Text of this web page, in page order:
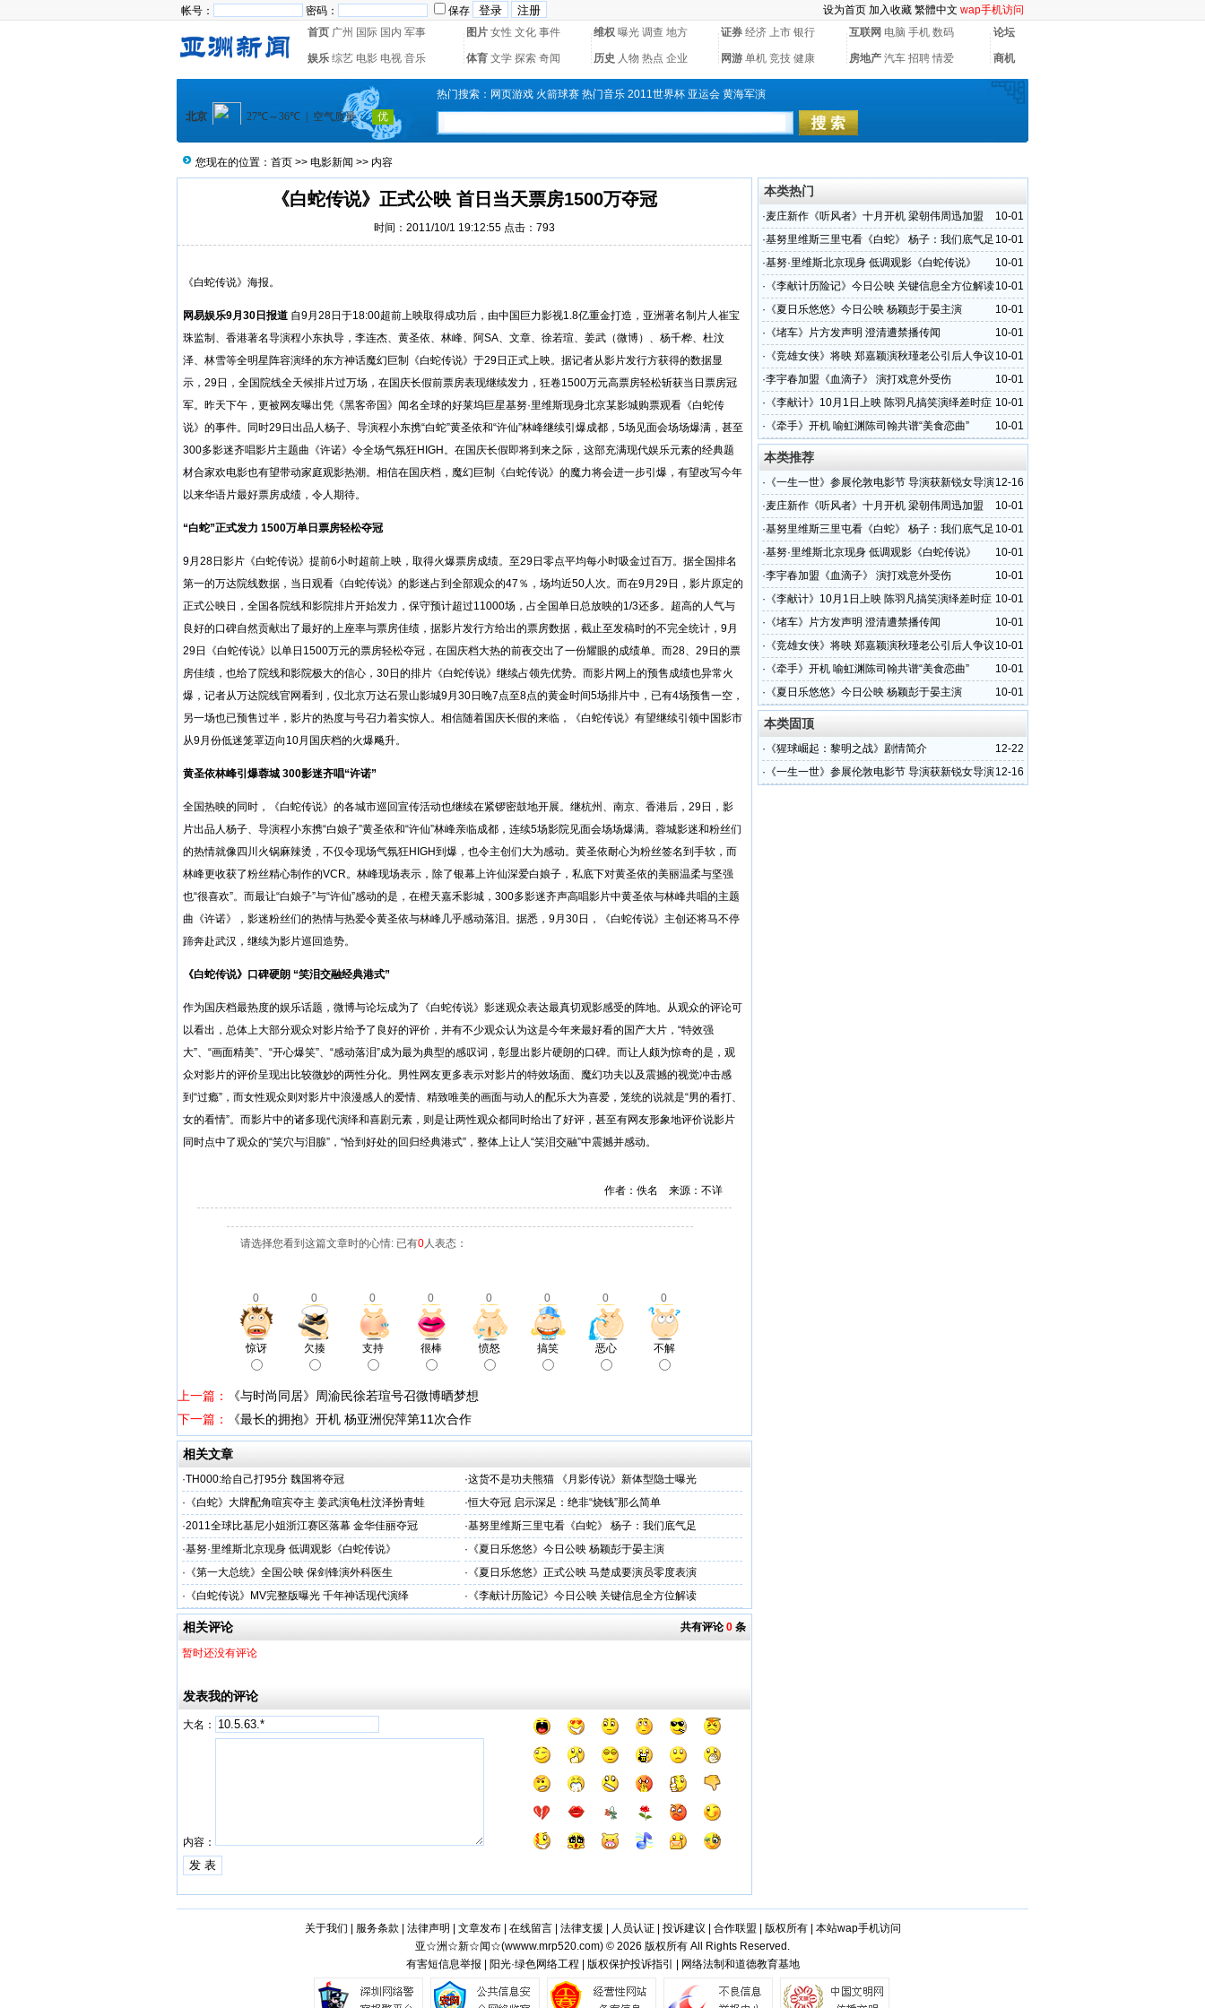
帐号： 密码： 保存 设为首页 加入收藏 繁體中文 wap手机访问
首页 广州 国际 国内 军事 图片 女性 文化 事件 维权 曝光 调查 地方 证券 经济 上市 银行 互联网 电脑 手机 数码 论坛
娱乐 综艺 电影 电视 音乐 体育 文学 探索 奇闻 历史 人物 热点 企业 网游 单机 竞技 健康 房地产 汽车 招聘 情爱 商机
热门搜索： 网页游戏 火箭球赛 热门音乐 2011世界杯 亚运会 黄海军演
您现在的位置： 首页 >> 电影新闻 >> 内容
《白蛇传说》正式公映 首日当天票房1500万夺冠
时间：2011/10/1 19:12:55 点击：793
《白蛇传说》海报。
网易娱乐9月30日报道 自9月28日于18:00超前上映取得成功后，由中国巨力影视1.8亿重金打造，亚洲著名制片人崔宝
珠监制、香港著名导演程小东执导，李连杰、黄圣依、林峰、阿SA、文章、徐若瑄、姜武（微博）、杨千桦、杜汶
泽、林雪等全明星阵容演绎的东方神话魔幻巨制《白蛇传说》于29日正式上映。据记者从影片发行方获得的数据显
示，29日，全国院线全天候排片过万场，在国庆长假前票房表现继续发力，狂卷1500万元高票房轻松斩获当日票房冠
军。昨天下午，更被网友曝出凭《黑客帝国》闻名全球的好莱坞巨星基努·里维斯现身北京某影城购票观看《白蛇传
说》的事件。同时29日出品人杨子、导演程小东携“白蛇”黄圣依和“许仙”林峰继续引爆成都，5场见面会场场爆满，甚至
300多影迷齐唱影片主题曲《许诺》令全场气氛狂HIGH。在国庆长假即将到来之际，这部充满现代娱乐元素的经典题
材合家欢电影也有望带动家庭观影热潮。相信在国庆档，魔幻巨制《白蛇传说》的魔力将会进一步引爆，有望改写今年
以来华语片最好票房成绩，令人期待。
“白蛇”正式发力 1500万单日票房轻松夺冠
9月28日影片《白蛇传说》提前6小时超前上映，取得火爆票房成绩。至29日零点平均每小时吸金过百万。据全国排名
第一的万达院线数据，当日观看《白蛇传说》的影迷占到全部观众的47％，场均近50人次。而在9月29日，影片原定的
正式公映日，全国各院线和影院排片开始发力，保守预计超过11000场，占全国单日总放映的1/3还多。超高的人气与
良好的口碑自然贡献出了最好的上座率与票房佳绩，据影片发行方给出的票房数据，截止至发稿时的不完全统计，9月
29日《白蛇传说》以单日1500万元的票房轻松夺冠，在国庆档大热的前夜交出了一份耀眼的成绩单。而28、29日的票
房佳绩，也给了院线和影院极大的信心，30日的排片《白蛇传说》继续占领先优势。而影片网上的预售成绩也异常火
爆，记者从万达院线官网看到，仅北京万达石景山影城9月30日晚7点至8点的黄金时间5场排片中，已有4场预售一空，
另一场也已预售过半，影片的热度与号召力着实惊人。相信随着国庆长假的来临，《白蛇传说》有望继续引领中国影市
从9月份低迷笼罩迈向10月国庆档的火爆飚升。
黄圣依林峰引爆蓉城 300影迷齐唱“许诺”
全国热映的同时，《白蛇传说》的各城市巡回宣传活动也继续在紧锣密鼓地开展。继杭州、南京、香港后，29日，影
片出品人杨子、导演程小东携“白娘子”黄圣依和“许仙”林峰亲临成都，连续5场影院见面会场场爆满。蓉城影迷和粉丝们
的热情就像四川火锅麻辣烫，不仅令现场气氛狂HIGH到爆，也令主创们大为感动。黄圣依耐心为粉丝签名到手软，而
林峰更收获了粉丝精心制作的VCR。林峰现场表示，除了银幕上许仙深爱白娘子，私底下对黄圣依的美丽温柔与坚强
也“很喜欢”。而最让“白娘子”与“许仙”感动的是，在橙天嘉禾影城，300多影迷齐声高唱影片中黄圣依与林峰共唱的主题
曲《许诺》，影迷粉丝们的热情与热爱令黄圣依与林峰几乎感动落泪。据悉，9月30日，《白蛇传说》主创还将马不停
蹄奔赴武汉，继续为影片巡回造势。
《白蛇传说》口碑硬朗 “笑泪交融经典港式”
作为国庆档最热度的娱乐话题，微博与论坛成为了《白蛇传说》影迷观众表达最真切观影感受的阵地。从观众的评论可
以看出，总体上大部分观众对影片给予了良好的评价，并有不少观众认为这是今年来最好看的国产大片，“特效强
大”、“画面精美”、“开心爆笑”、“感动落泪”成为最为典型的感叹词，彰显出影片硬朗的口碑。而让人颇为惊奇的是，观
众对影片的评价呈现出比较微妙的两性分化。男性网友更多表示对影片的特效场面、魔幻功夫以及震撼的视觉冲击感
到“过瘾”，而女性观众则对影片中浪漫感人的爱情、精致唯美的画面与动人的配乐大为喜爱，笼统的说就是“男的看打、
女的看情”。而影片中的诸多现代演绎和喜剧元素，则是让两性观众都同时给出了好评，甚至有网友形象地评价说影片
同时点中了观众的“笑穴与泪腺”，“恰到好处的回归经典港式”，整体上让人“笑泪交融”中震撼并感动。
作者：佚名 来源：不详
请选择您看到这篇文章时的心情: 已有0人表态：
0 0 0 0 0 0 0 0
惊讶 欠揍 支持 很棒 愤怒 搞笑 恶心 不解
上一篇：
《与时尚同居》周渝民徐若瑄号召微博晒梦想
下一篇：
《最长的拥抱》开机 杨亚洲倪萍第11次合作
相关文章
·TH000:给自己打95分 魏国将夺冠 ·这货不是功夫熊猫 《月影传说》新体型隐士曝光
· 《白蛇》大牌配角喧宾夺主 姜武演龟杜汶泽扮青蛙 ·恒大夺冠 启示深足：绝非“烧钱”那么简单
·2011全球比基尼小姐浙江赛区落幕 金华佳丽夺冠 ·基努里维斯三里屯看《白蛇》 杨子：我们底气足
·基努·里维斯北京现身 低调观影《白蛇传说》 · 《夏日乐悠悠》今日公映 杨颖彭于晏主演
· 《第一大总统》全国公映 保剑锋演外科医生 · 《夏日乐悠悠》正式公映 马楚成要演员零度表演
· 《白蛇传说》MV完整版曝光 千年神话现代演绎 · 《李献计历险记》今日公映 关键信息全方位解读
共有评论0 条
相关评论
暂时还没有评论
发表我的评论
大名：
内容：
本类热门
10-01
·麦庄新作《听风者》十月开机 梁朝伟周迅加盟
10-01
·基努里维斯三里屯看《白蛇》 杨子：我们底气足
10-01
·基努·里维斯北京现身 低调观影《白蛇传说》
10-01
· 《李献计历险记》今日公映 关键信息全方位解读
10-01
· 《夏日乐悠悠》今日公映 杨颖彭于晏主演
10-01
· 《堵车》片方发声明 澄清遭禁播传闻
10-01
· 《竞雄女侠》将映 郑嘉颖演秋瑾老公引后人争议
10-01
·李宇春加盟《血滴子》 演打戏意外受伤
10-01
· 《李献计》10月1日上映 陈羽凡搞笑演绎差时症
10-01
· 《牵手》开机 喻虹渊陈司翰共谱“美食恋曲”
本类推荐
12-16
· 《一生一世》参展伦敦电影节 导演获新锐女导演
奖
10-01
·麦庄新作《听风者》十月开机 梁朝伟周迅加盟
10-01
·基努里维斯三里屯看《白蛇》 杨子：我们底气足
10-01
·基努·里维斯北京现身 低调观影《白蛇传说》
10-01
·李宇春加盟《血滴子》 演打戏意外受伤
10-01
· 《李献计》10月1日上映 陈羽凡搞笑演绎差时症
10-01
· 《堵车》片方发声明 澄清遭禁播传闻
10-01
· 《竞雄女侠》将映 郑嘉颖演秋瑾老公引后人争议
10-01
· 《牵手》开机 喻虹渊陈司翰共谱“美食恋曲”
10-01
· 《夏日乐悠悠》今日公映 杨颖彭于晏主演
本类固顶
12-22
· 《猩球崛起：黎明之战》剧情简介
12-16
· 《一生一世》参展伦敦电影节 导演获新锐女导演
关于我们 服务条款 法律声明 文章发布| 在线留言| 法律支援 人员认证| 投诉建议 合作联盟 版权所有| 本站wap手机访问
亚☆洲☆新☆闻☆(wwww.mrp520.com) © 2026 版权所有 All Rights Reserved.
有害短信息举报 | 阳光·绿色网络工程 | 版权保护投诉指引 | 网络法制和道德教育基地